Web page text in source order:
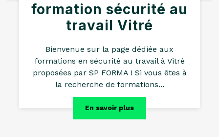
formation sécurité au
travail Vitré
Bienvenue sur la page dédiée aux
formations en sécurité au travail à Vitré
proposées par SP FORMA ! Si vous êtes à
la recherche de formations...
En savoir plus